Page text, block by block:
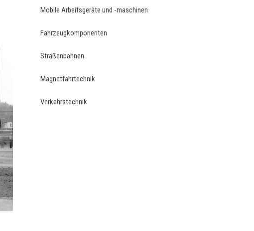
Mobile Arbeitsgeräte und -maschinen
Fahrzeugkomponenten
Straßenbahnen
Magnetfahrtechnik
Verkehrstechnik